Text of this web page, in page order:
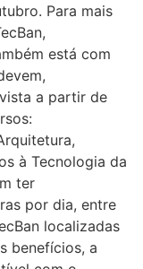
Para mais
está com
a partir de
à Tecnologia da
ter
por dia, entre
localizadas
benefícios, a